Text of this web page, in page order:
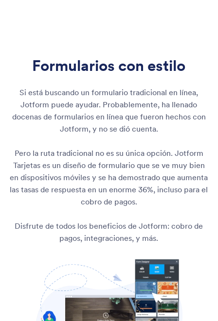
Formularios con estilo
Si está buscando un formulario tradicional en línea,
Jotform puede ayudar. Probablemente, ha llenado
docenas de formularios en línea que fueron hechos con
Jotform, y no se dió cuenta.
Pero la ruta tradicional no es su única opción. Jotform
Tarjetas es un diseño de formulario que se ve muy bien
en dispositivos móviles y se ha demostrado que aumenta
las tasas de respuesta en un enorme 36%, incluso para el
cobro de pagos.
Disfrute de todos los beneficios de Jotform: cobro de
pagos, integraciones, y más.